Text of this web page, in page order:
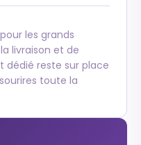
les grands
livraison et de
dédié reste sur place
toute la